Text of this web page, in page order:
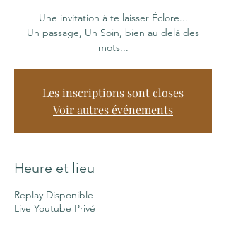
Une invitation à te laisser Éclore...
Un passage, Un Soin, bien au delà des
mots...
Les inscriptions sont closes
Voir autres événements
Heure et lieu
Replay Disponible
Live Youtube Privé